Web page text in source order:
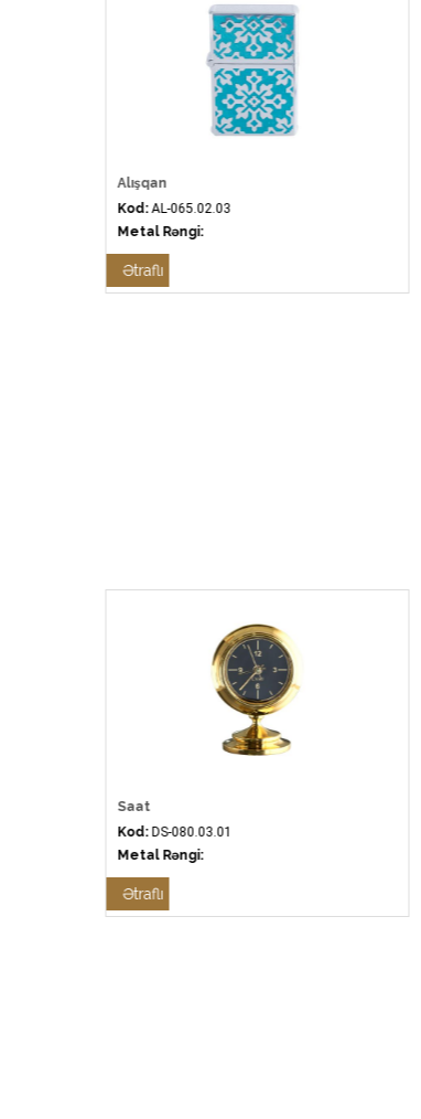
Alışqan
Kod:AL-065.02.03
Metal Rəngi:
Ətraflı
Saat
Kod: DS-080.03.01
Metal Rəngi:
Ətraflı